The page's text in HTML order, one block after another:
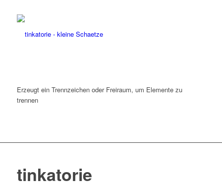
Erzeugt ein Trennzeichen oder Freiraum, um Elemente zu
trennen
tinkatorie